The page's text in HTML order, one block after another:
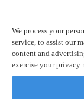
© Direitos autorais
Escritório registrado:
We process your
service, to assist our
content and
exercise your privacy